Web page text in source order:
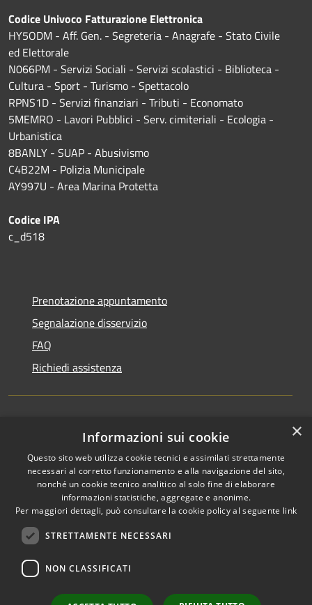
Codice Univoco Fatturazione Elettronica
HY5ODM - Aff. Gen. - Segreteria - Anagrafe - Stato Civile
ed Elettorale
N066PM - Servizi Sociali - Servizi scolastici - Biblioteca -
Cultura - Sport - Turismo - Spettacolo
RPNS1D - Servizi finanziari - Tributi - Economato
5MEMRO - Lavori Pubblici - Serv. cimiteriali - Ecologia -
Urbanistica
8BANLY - SUAP - Abusivismo
C4B22M - Polizia Municipale
AY997U - Area Marina Protetta
Codice IPA
c_d518
Prenotazione appuntamento
Segnalazione disservizio
FAQ
Richiedi assistenza
Amministrazione trasparente
Informativa privacy
Note legali
Dichiarazione di accessibilità
RSS
×
Informazioni sui cookie
Questo sito web utilizza cookie tecnici e assimilati strettamente
necessari al corretto funzionamento e alla navigazione del sito,
nonché un cookie tecnico analitico al solo fine di elaborare
informazioni statistiche, aggregate e anonime.
Per maggiori dettagli, può consultare la cookie policy al seguente link
STRETTAMENTE NECESSARI
NON CLASSIFICATI